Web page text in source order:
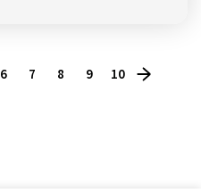
Page précédnte
6 7 8 9 10 Page